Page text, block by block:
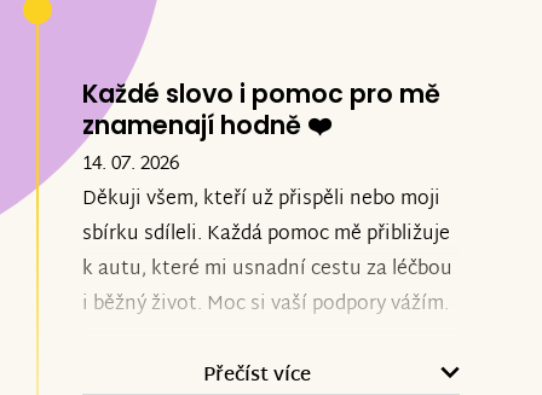
Každé slovo i pomoc pro mě
znamenají hodně ❤️
14. 07. 2026
Děkuji všem, kteří už přispěli nebo moji
sbírku sdíleli. Každá pomoc mě přibližuje
k autu, které mi usnadní cestu za léčbou
i běžný život. Moc si vaší podpory vážím.
Přečíst více